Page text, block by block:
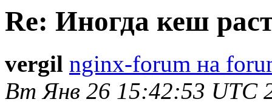
Re: Иногда кеш
vergil nginx-forum на
Вт Янв 26 15:42:53 UTC